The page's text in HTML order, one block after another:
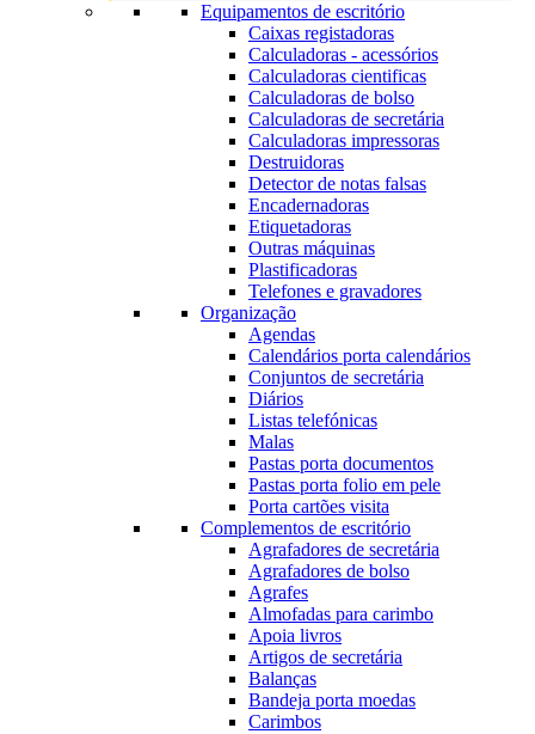
Equipamentos de escritório
Caixas registadoras
Calculadoras - acessórios
Calculadoras cientificas
Calculadoras de bolso
Calculadoras de secretária
Calculadoras impressoras
Destruidoras
Detector de notas falsas
Encadernadoras
Etiquetadoras
Outras máquinas
Plastificadoras
Telefones e gravadores
Organização
Agendas
Calendários porta calendários
Conjuntos de secretária
Diários
Listas telefónicas
Malas
Pastas porta documentos
Pastas porta folio em pele
Porta cartões visita
Complementos de escritório
Agrafadores de secretária
Agrafadores de bolso
Agrafes
Almofadas para carimbo
Apoia livros
Artigos de secretária
Balanças
Bandeja porta moedas
Carimbos